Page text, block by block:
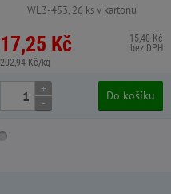
WL3-453, 26 ks v kartonu
17,25 Kč
202,94 Kč/kg
15,40 Kč
bez DPH
+
-
Do košíku